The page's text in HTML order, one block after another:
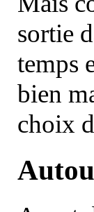
sortie
temps
bien
choix